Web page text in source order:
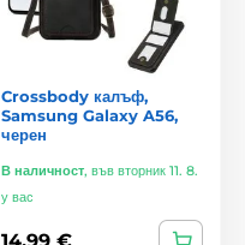
Crossbody калъф,
Samsung Galaxy A56,
черен
В наличност, във вторник 11. 8.
у вас